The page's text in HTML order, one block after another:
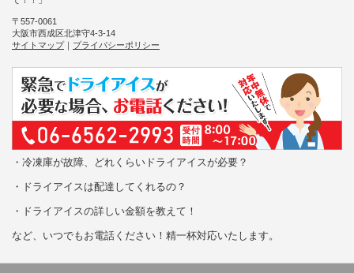
〒557-0061
大阪市西成区北津守4-3-14
サイトマップ｜ プライバシーポリシー
・冷凍庫が故障、どれくらいドライアイスが必要？
・ドライアイスは配達してくれるの？
・ドライアイスの詳しい金額を教えて！
など、いつでもお電話ください！精一杯対応いたします。